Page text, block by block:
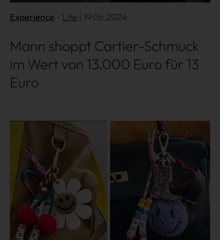
Shopping
Gossip
Win Win
Experience Life | 19.06.2024
Mann shoppt Cartier-Schmuck
im Wert von 13.000 Euro für 13
Euro
Mehr lesen